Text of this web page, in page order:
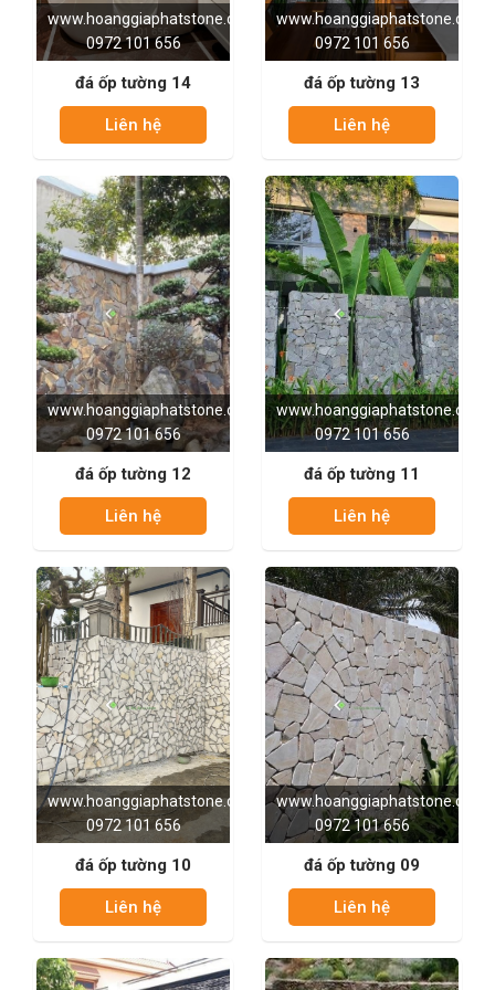
www.hoanggiaphatstone.com
0972 101 656
đá ốp tường 14
Liên hệ
www.hoanggiaphatstone.com
0972 101 656
đá ốp tường 13
Liên hệ
www.hoanggiaphatstone.com
0972 101 656
đá ốp tường 12
Liên hệ
www.hoanggiaphatstone.com
0972 101 656
đá ốp tường 11
Liên hệ
www.hoanggiaphatstone.com
0972 101 656
đá ốp tường 10
Liên hệ
www.hoanggiaphatstone.com
0972 101 656
đá ốp tường 09
Liên hệ